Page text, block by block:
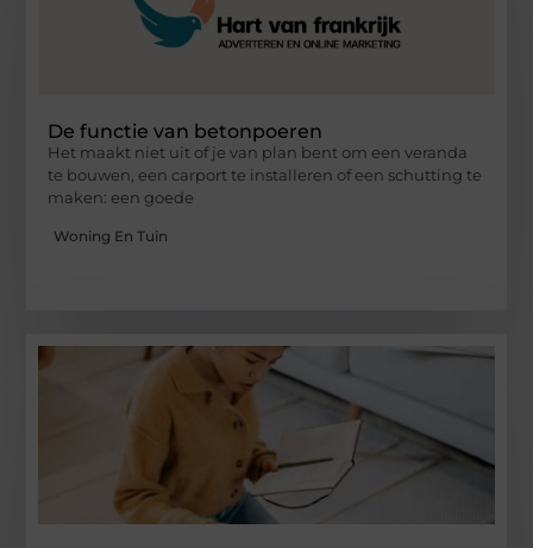
De functie van betonpoeren
Het maakt niet uit of je van plan bent om een veranda
te bouwen, een carport te installeren of een schutting te
maken: een goede
Woning En Tuin